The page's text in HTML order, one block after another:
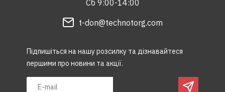
Підпишіться на нашу розсилку та дізнавайтеся
першими про новини та акції.
Сб 9:00-14:00
t-don@technotorg.com